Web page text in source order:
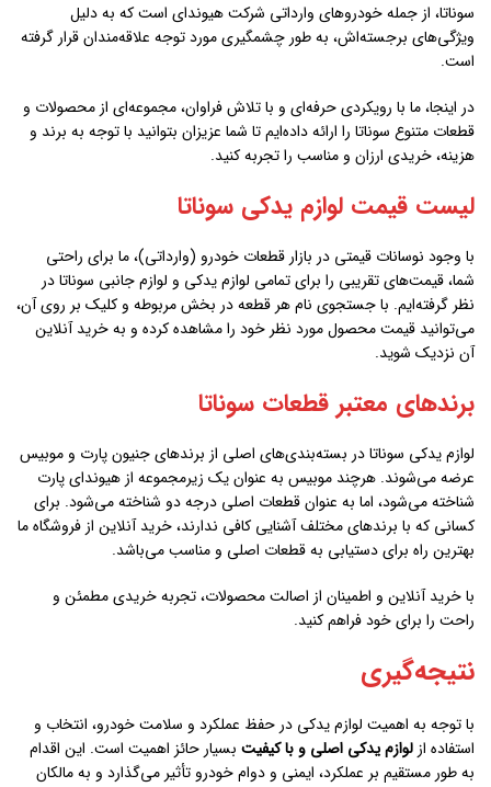
سوناتا، از جمله خودروهای وارداتی شرکت هیوندای است که به دلیل
ویژگی‌های برجسته‌اش، به طور چشمگیری مورد توجه علاقه‌مندان قرار گرفته
است.
در اینجا، ما با رویکردی حرفه‌ای و با تلاش فراوان، مجموعه‌ای از محصولات و
قطعات متنوع سوناتا را ارائه داده‌ایم تا شما عزیزان بتوانید با توجه به برند و
هزینه، خریدی ارزان و مناسب را تجربه کنید.
لیست قیمت لوازم یدکی سوناتا
با وجود نوسانات قیمتی در بازار قطعات خودرو (وارداتی)، ما برای راحتی
شما، قیمت‌های تقریبی را برای تمامی لوازم یدکی و لوازم جانبی سوناتا در
نظر گرفته‌ایم. با جستجوی نام هر قطعه در بخش مربوطه و کلیک بر روی آن،
می‌توانید قیمت محصول مورد نظر خود را مشاهده کرده و به خرید آنلاین
آن نزدیک شوید.
برندهای معتبر قطعات سوناتا
لوازم یدکی سوناتا در بسته‌بندی‌های اصلی از برندهای جنیون پارت و موبیس
عرضه می‌شوند. هرچند موبیس به عنوان یک زیرمجموعه از هیوندای پارت
شناخته می‌شود، اما به عنوان قطعات اصلی درجه دو شناخته می‌شود. برای
کسانی که با برندهای مختلف آشنایی کافی ندارند، خرید آنلاین از فروشگاه ما
بهترین راه برای دستیابی به قطعات اصلی و مناسب می‌باشد.
با خرید آنلاین و اطمینان از اصالت محصولات، تجربه خریدی مطمئن و
راحت را برای خود فراهم کنید.
نتیجه‌گیری
با توجه به اهمیت لوازم یدکی در حفظ عملکرد و سلامت خودرو، انتخاب و
استفاده از لوازم یدکی اصلی و با کیفیت بسیار حائز اهمیت است. این اقدام
به طور مستقیم بر عملکرد، ایمنی و دوام خودرو تأثیر می‌گذارد و به مالکان